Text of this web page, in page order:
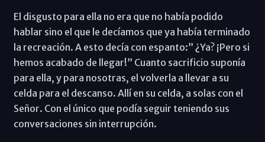
El disgusto para ella no era que no había podido
hablar sino el que le decíamos que ya había terminado
la recreación. A esto decía con espanto:” ¿Ya? ¡Pero si
hemos acabado de llegar!” Cuanto sacrificio suponía
para ella, y para nosotras, el volverla a llevar a su
celda para el descanso. Allí en su celda, a solas con el
Señor. Con el único que podía seguir teniendo sus
conversaciones sin interrupción.